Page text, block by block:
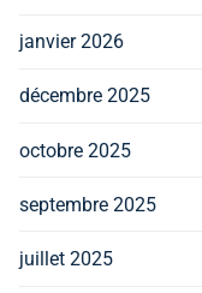
janvier 2026
décembre 2025
octobre 2025
septembre 2025
juillet 2025